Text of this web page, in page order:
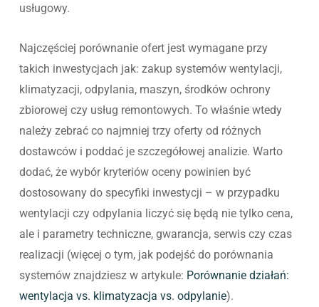
usługowy.
Najczęściej porównanie ofert jest wymagane przy
takich inwestycjach jak: zakup systemów wentylacji,
klimatyzacji, odpylania, maszyn, środków ochrony
zbiorowej czy usług remontowych. To właśnie wtedy
należy zebrać co najmniej trzy oferty od różnych
dostawców i poddać je szczegółowej analizie. Warto
dodać, że wybór kryteriów oceny powinien być
dostosowany do specyfiki inwestycji – w przypadku
wentylacji czy odpylania liczyć się będą nie tylko cena,
ale i parametry techniczne, gwarancja, serwis czy czas
realizacji (więcej o tym, jak podejść do porównania
systemów znajdziesz w artykule: Porównanie działań:
wentylacja vs. klimatyzacja vs. odpylanie).